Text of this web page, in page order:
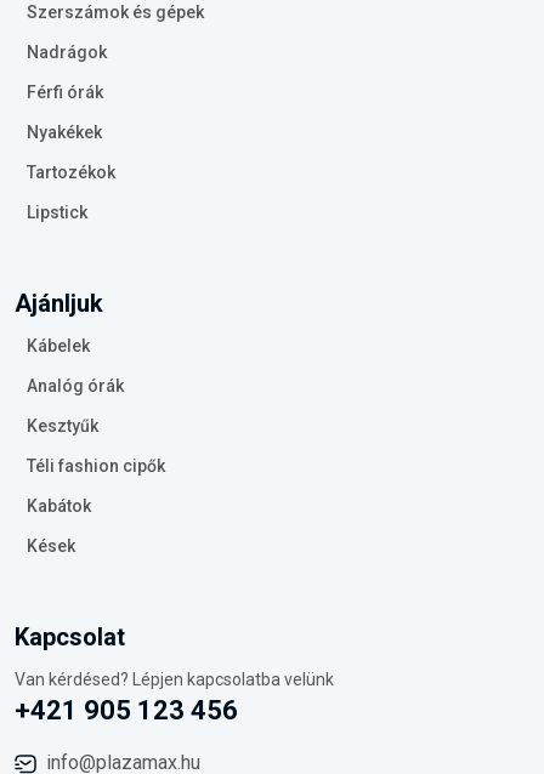
Szerszámok és gépek
Nadrágok
Férfi órák
Nyakékek
Tartozékok
Lipstick
Ajánljuk
Kábelek
Analóg órák
Kesztyűk
Téli fashion cipők
Kabátok
Kések
Kapcsolat
Van kérdésed? Lépjen kapcsolatba velünk
+421 905 123 456
info@plazamax.hu